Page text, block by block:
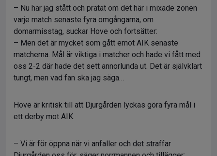
– Nu har jag stått och pratat om det här i mixade zonen
varje match senaste fyra omgångarna, om
domarmisstag, suckar Hove och fortsätter:
– Men det är mycket som gått emot AIK senaste
matcherna. Mål är viktiga i matcher och hade vi fått med
oss 2-2 där hade det sett annorlunda ut. Det är självklart
tungt, men vad fan ska jag säga…
Hove är kritisk till att Djurgården lyckas göra fyra mål i
ett derby mot AIK.
– Vi är för öppna när vi anfaller och det straffar